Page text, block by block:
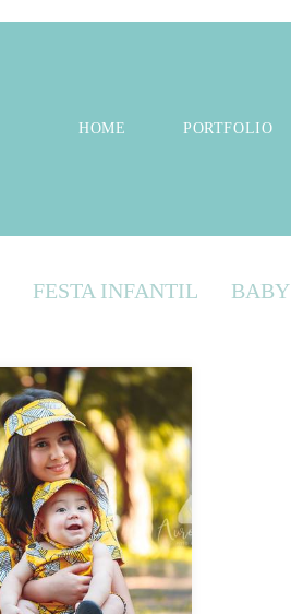
HOME PORTFOLIO
FESTA INFANTIL BABY